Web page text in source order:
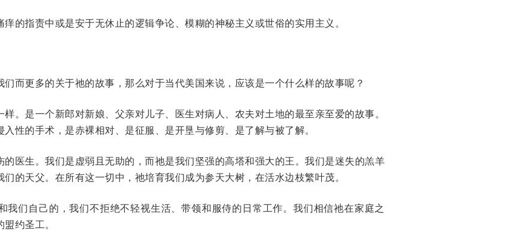
的指责中或是安于无休止的逻辑争论、模糊的神秘主义或世俗的实用主义。
而更多的关于祂的故事，那么对于当代美国来说，应该是一个什么样的故事呢？
。是一个新郎对新娘、父亲对儿子、医生对病人、农夫对土地的最至亲至爱的故事。
性的手术，是赤裸相对、是征服、是开垦与修剪、是了解与被了解。
医生。我们是虚弱且无助的，而祂是我们坚强的高塔和强大的王。我们是迷失的羔羊
的天父。在所有这一切中，祂培育我们成为参天大树，在活水边枝繁叶茂。
我们自己的，我们不拒绝不轻视生活、带领和服侍的日常工作。我们相信祂在家庭之
约圣工。